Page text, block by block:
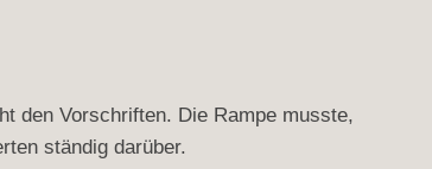
den Vorschriften. Die Rampe musste,
ständig darüber.